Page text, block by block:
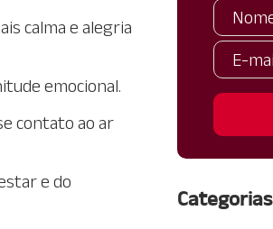
calma e alegria
emocional.
contato ao ar
e do
Categorias